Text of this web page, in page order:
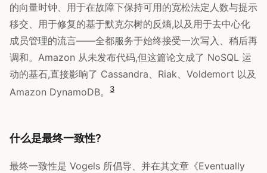
的向量时钟、用于在故障下保持可用的宽松法定人数与提示
移交、用于修复的基于默克尔树的反熵,以及用于去中心化
成员管理的流言——全都服务于始终接受一次写入、稍后再
调和。Amazon 从未发布代码,但这篇论文成了 NoSQL 运
动的基石,直接影响了 Cassandra、Riak、Voldemort 以及
Amazon DynamoDB。
3
什么是最终一致性?
最终一致性是 Vogels 所倡导、并在其文章《Eventually